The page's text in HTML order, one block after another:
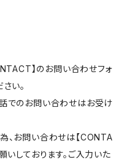
】のお問い合わせフォ
い。
でのお問い合わせはお受け
、お問い合わせは【CONTA
しております。ご入力いた